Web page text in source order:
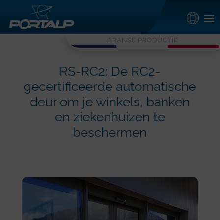
FRANSE PRODUCTIE
RS-RC2: De RC2-
gecertificeerde automatische
deur om je winkels, banken
en ziekenhuizen te
beschermen